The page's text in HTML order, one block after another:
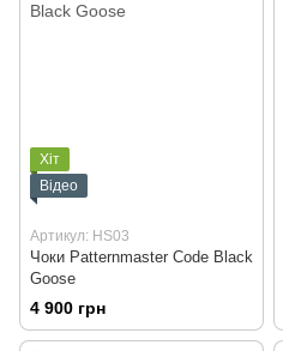
Хіт
Відео
Артикул: HS03
Чоки Patternmaster Code Black
Goose
4 900 грн